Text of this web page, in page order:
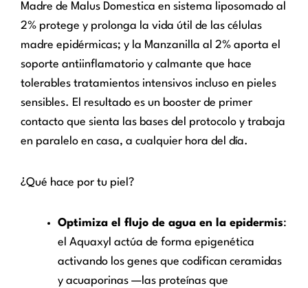
Madre de Malus Domestica en sistema liposomado al
2% protege y prolonga la vida útil de las células
madre epidérmicas; y la Manzanilla al 2% aporta el
soporte antiinflamatorio y calmante que hace
tolerables tratamientos intensivos incluso en pieles
sensibles. El resultado es un booster de primer
contacto que sienta las bases del protocolo y trabaja
en paralelo en casa, a cualquier hora del día.
¿Qué hace por tu piel?
Optimiza el flujo de agua en la epidermis:
el Aquaxyl actúa de forma epigenética
activando los genes que codifican ceramidas
y acuaporinas —las proteínas que